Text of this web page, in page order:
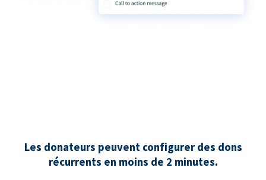
Les donateurs peuvent configurer des dons
récurrents en moins de 2 minutes.